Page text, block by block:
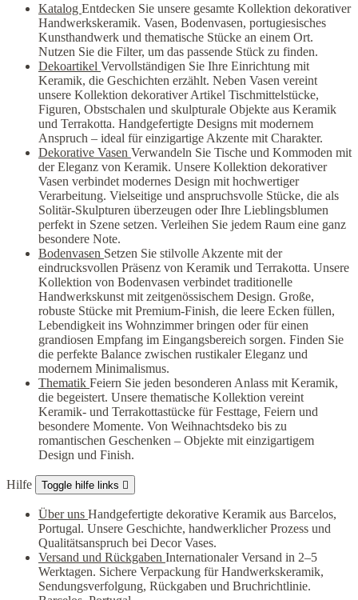
Katalog Entdecken Sie unsere gesamte Kollektion dekorativer
Handwerkskeramik. Vasen, Bodenvasen, portugiesisches
Kunsthandwerk und thematische Stücke an einem Ort.
Nutzen Sie die Filter, um das passende Stück zu finden.
Dekoartikel Vervollständigen Sie Ihre Einrichtung mit
Keramik, die Geschichten erzählt. Neben Vasen vereint
unsere Kollektion dekorativer Artikel Tischmittelstücke,
Figuren, Obstschalen und skulpturale Objekte aus Keramik
und Terrakotta. Handgefertigte Designs mit modernem
Anspruch – ideal für einzigartige Akzente mit Charakter.
Dekorative Vasen Verwandeln Sie Tische und Kommoden mit
der Eleganz von Keramik. Unsere Kollektion dekorativer
Vasen verbindet modernes Design mit hochwertiger
Verarbeitung. Vielseitige und anspruchsvolle Stücke, die als
Solitär-Skulpturen überzeugen oder Ihre Lieblingsblumen
perfekt in Szene setzen. Verleihen Sie jedem Raum eine ganz
besondere Note.
Bodenvasen Setzen Sie stilvolle Akzente mit der
eindrucksvollen Präsenz von Keramik und Terrakotta. Unsere
Kollektion von Bodenvasen verbindet traditionelle
Handwerkskunst mit zeitgenössischem Design. Große,
robuste Stücke mit Premium-Finish, die leere Ecken füllen,
Lebendigkeit ins Wohnzimmer bringen oder für einen
grandiosen Empfang im Eingangsbereich sorgen. Finden Sie
die perfekte Balance zwischen rustikaler Eleganz und
modernem Minimalismus.
Thematik Feiern Sie jeden besonderen Anlass mit Keramik,
die begeistert. Unsere thematische Kollektion vereint
Keramik- und Terrakottastücke für Festtage, Feiern und
besondere Momente. Von Weihnachtsdeko bis zu
romantischen Geschenken – Objekte mit einzigartigem
Design und Finish.
Hilfe Toggle hilfe links 
Über uns Handgefertigte dekorative Keramik aus Barcelos,
Portugal. Unsere Geschichte, handwerklicher Prozess und
Qualitätsanspruch bei Decor Vases.
Versand und Rückgaben Internationaler Versand in 2–5
Werktagen. Sichere Verpackung für Handwerkskeramik,
Sendungsverfolgung, Rückgaben und Bruchrichtlinie.